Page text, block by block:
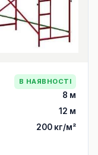
В НАЯВНОСТІ
8 м
12 м
200 кг/м²